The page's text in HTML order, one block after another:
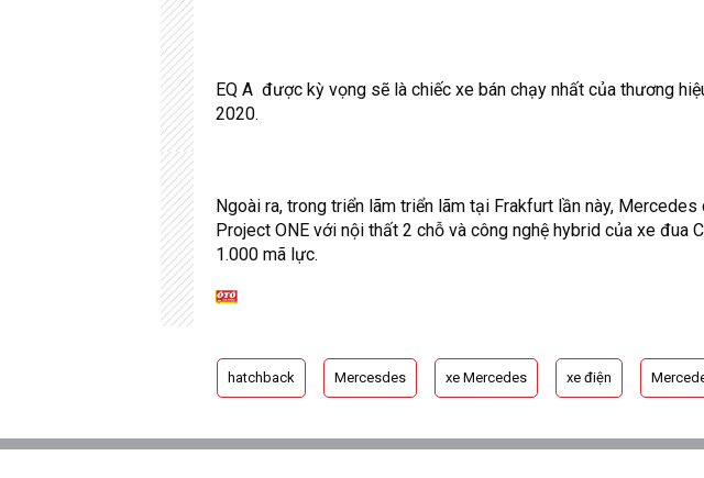
EQ A được kỳ vọng sẽ là chiếc xe bán chạy nhất của thương
2020.
Ngoài ra, trong triển lãm triển lãm tại Frakfurt lần này,
Project ONE với nội thất 2 chỗ và công nghệ hybrid của xe
1.000 mã lực.
hatchback Mercesdes xe Mercedes xe điện